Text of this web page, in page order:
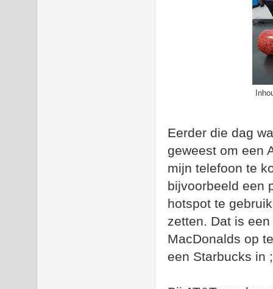
Eerder die dag
geweest om een
mijn telefoon te
bijvoorbeeld een
hotspot te
zetten. Dat is
MacDonalds op
een Starbucks in